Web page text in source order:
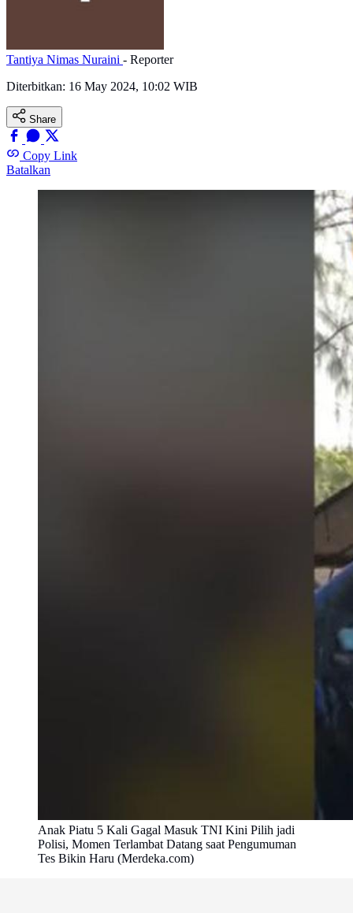
Tantiya Nimas Nuraini - Reporter
Diterbitkan: 16 May 2024, 10:02 WIB
Share
Copy Link
Batalkan
Anak Piatu 5 Kali Gagal Masuk TNI Kini Pilih jadi
Polisi, Momen Terlambat Datang saat Pengumuman
Tes Bikin Haru (Merdeka.com)